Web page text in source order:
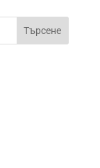
Търсене